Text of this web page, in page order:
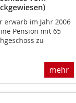
erwarb im Jahr 2006
Pension mit 65
zu
mehr